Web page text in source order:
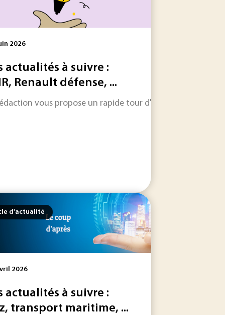
secteurs en mutation regardent désormais vers les...
les informations qui feront l'actualité industrielle dans
2026
actualités à suivre :
Renault défense, ...
vous propose un rapide tour d'horizon sur les
d'actualité
2026
actualités à suivre :
transport maritime, ...